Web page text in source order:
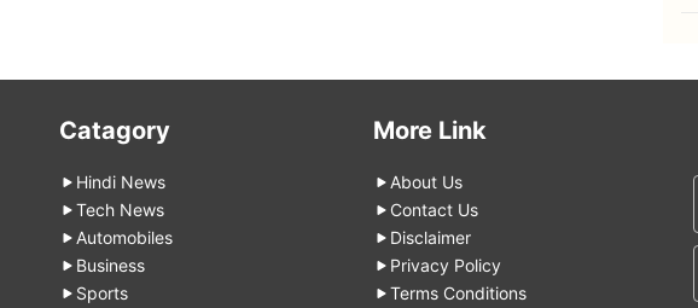
Catagory
Hindi News
Tech News
Automobiles
Business
Sports
More Link
About Us
Contact Us
Disclaimer
Privacy Policy
Terms Conditions